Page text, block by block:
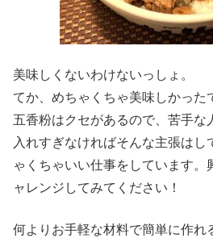
美味しくないわけないっしょ。
てか、めちゃくちゃ美味しかった
五香粉はクセがあるので、苦手な
入れすぎなければそんな主張はし
ゃくちゃいい仕事をしています。
ャレンジしてみてください！
何よりお手軽な材料で簡単に作れ